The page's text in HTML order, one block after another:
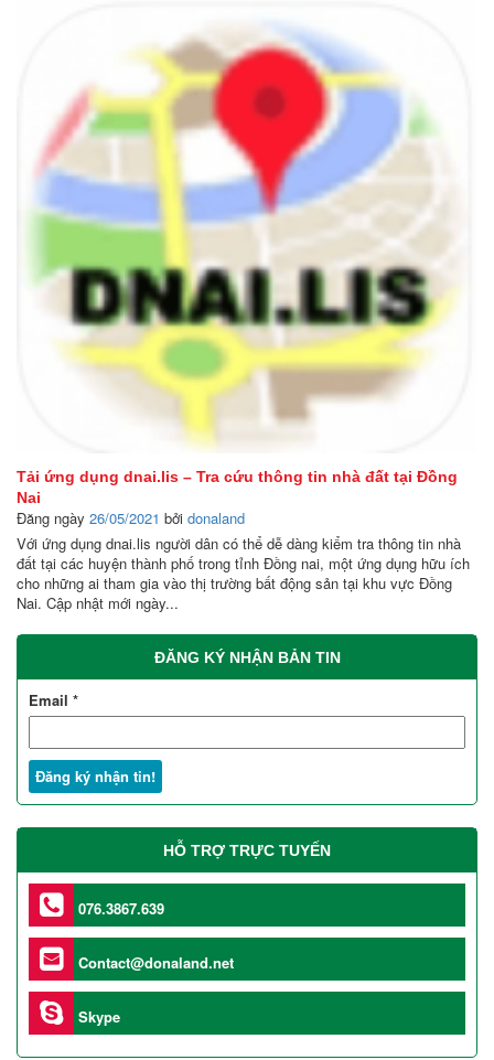
Tải ứng dụng dnai.lis – Tra cứu thông tin nhà đất tại Đồng
Nai
Đăng ngày 26/05/2021 bởi donaland
Với ứng dụng dnai.lis người dân có thể dễ dàng kiểm tra thông tin nhà
đất tại các huyện thành phố trong tỉnh Đồng nai, một ứng dụng hữu ích
cho những ai tham gia vào thị trường bất động sản tại khu vực Đồng
Nai. Cập nhật mới ngày...
ĐĂNG KÝ NHẬN BẢN TIN
Email *
HỖ TRỢ TRỰC TUYẾN
076.3867.639
Contact@donaland.net
Skype